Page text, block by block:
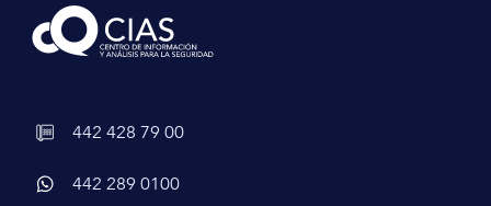
442 428 79 00
442 289 0100